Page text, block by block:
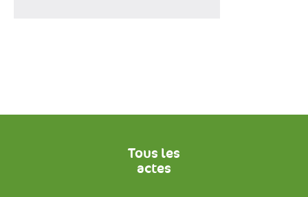
Tous les
actes